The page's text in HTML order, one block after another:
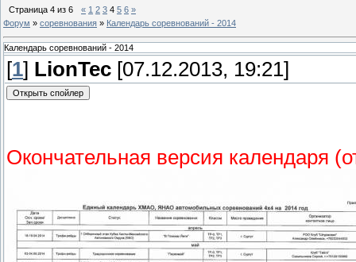
Страница 4 из 6 « 1 2 3 4 5 6 »
Форум » соревнования » Календарь соревнований - 2014
Календарь соревнований - 2014
[1] LionTec [07.12.2013, 19:21]
Окончательная версия календаря